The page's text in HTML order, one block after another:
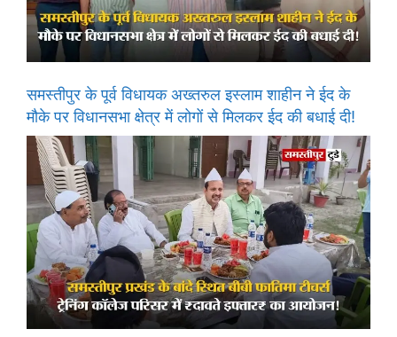
समस्तीपुर के पूर्व विधायक अख्तरुल इस्लाम शाहीन ने ईद के
मौके पर विधानसभा क्षेत्र में लोगों से मिलकर ईद की बधाई दी!